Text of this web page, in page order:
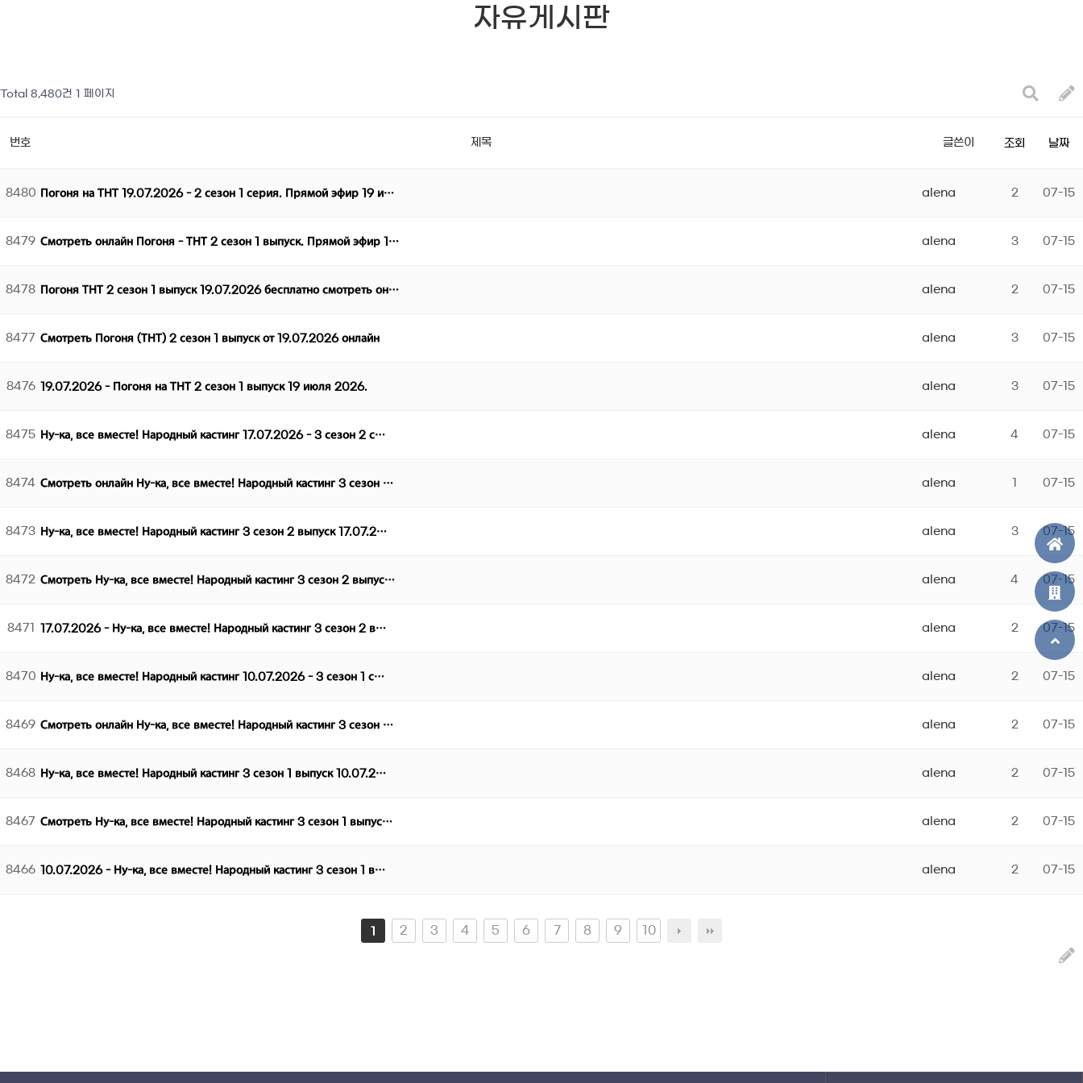
자유게시판
Total 8,480건 1 페이지
번호 제목 글쓴이 조회 날짜
8480 Погоня на ТНТ 19.07.2026 - 2 сезон 1 серия. Прямой эфир 19 и… alena 2 07-15
8479 Смотреть онлайн Погоня - ТНТ 2 сезон 1 выпуск. Прямой эфир 1… alena 3 07-15
8478 Погоня ТНТ 2 сезон 1 выпуск 19.07.2026 бесплатно смотреть он… alena 2 07-15
8477 Смотреть Погоня (ТНТ) 2 сезон 1 выпуск от 19.07.2026 онлайн alena 3 07-15
8476 19.07.2026 - Погоня на ТНТ 2 сезон 1 выпуск 19 июля 2026. alena 3 07-15
8475 Ну-ка, все вместе! Народный кастинг 17.07.2026 - 3 сезон 2 с… alena 4 07-15
8474 Смотреть онлайн Ну-ка, все вместе! Народный кастинг 3 сезон … alena 07-15
8473 Ну-ка, все вместе! Народный кастинг 3 сезон 2 выпуск 17.07.2… alena 3 07-15
8472 Смотреть Ну-ка, все вместе! Народный кастинг 3 сезон 2 выпус… alena 4 07-15
8471 17.07.2026 - Ну-ка, все вместе! Народный кастинг 3 сезон 2 в… alena 2 07-15
8470 Ну-ка, все вместе! Народный кастинг 10.07.2026 - 3 сезон 1 с… alena 2 07-15
8469 Смотреть онлайн Ну-ка, все вместе! Народный кастинг 3 сезон … alena 2 07-15
8468 Ну-ка, все вместе! Народный кастинг 3 сезон 1 выпуск 10.07.2… alena 2 07-15
8467 Смотреть Ну-ка, все вместе! Народный кастинг 3 сезон 1 выпус… alena 2 07-15
8466 10.07.2026 - Ну-ка, все вместе! Народный кастинг 3 сезон 1 в… alena 2 07-15
2 3 4 5 6 7 8 9 10